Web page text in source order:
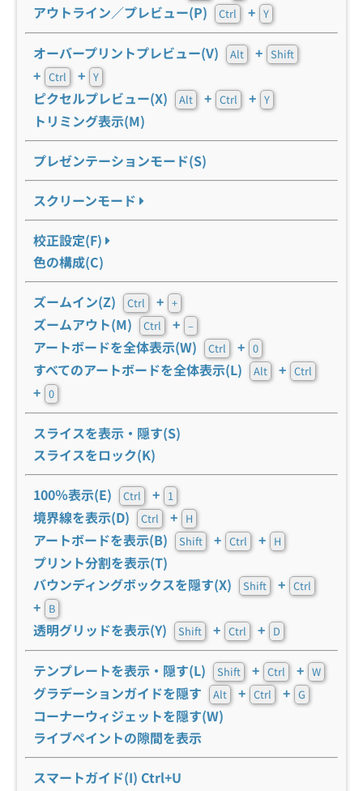
アウトライン／プレビュー(P) Ctrl + Y
オーバープリントプレビュー(V) Alt + Shift
+ Ctrl + Y
ピクセルプレビュー(X) Alt + Ctrl + Y
トリミング表示(M)
プレゼンテーションモード(S)
スクリーンモード
校正設定(F)
色の構成(C)
ズームイン(Z) Ctrl + +
ズームアウト(M) Ctrl + –
アートボードを全体表示(W) Ctrl + 0
すべてのアートボードを全体表示(L) Alt + Ctrl
+ 0
スライスを表示・隠す(S)
スライスをロック(K)
100％表示(E) Ctrl + 1
境界線を表示(D) Ctrl + H
アートボードを表示(B) Shift + Ctrl + H
プリント分割を表示(T)
バウンディングボックスを隠す(X)
Shift + Ctrl
+ B
透明グリッドを表示(Y) Shift + Ctrl + D
テンプレートを表示・隠す(L) Shift + Ctrl + W
グラデーションガイドを隠す Alt + Ctrl + G
コーナーウィジェットを隠す(W)
ライブペイントの隙間を表示
スマートガイド(I) Ctrl+U